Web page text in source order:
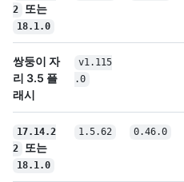
2
또는
18.1.0
쌍둥이 자
리 3.5 플
래시
v1.115
.0
17.14.2
2
또는
18.1.0
1.5.62 0.46.0